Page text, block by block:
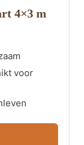
4×3 m
voor